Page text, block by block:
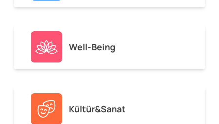
Well-Being
Kültür&Sanat